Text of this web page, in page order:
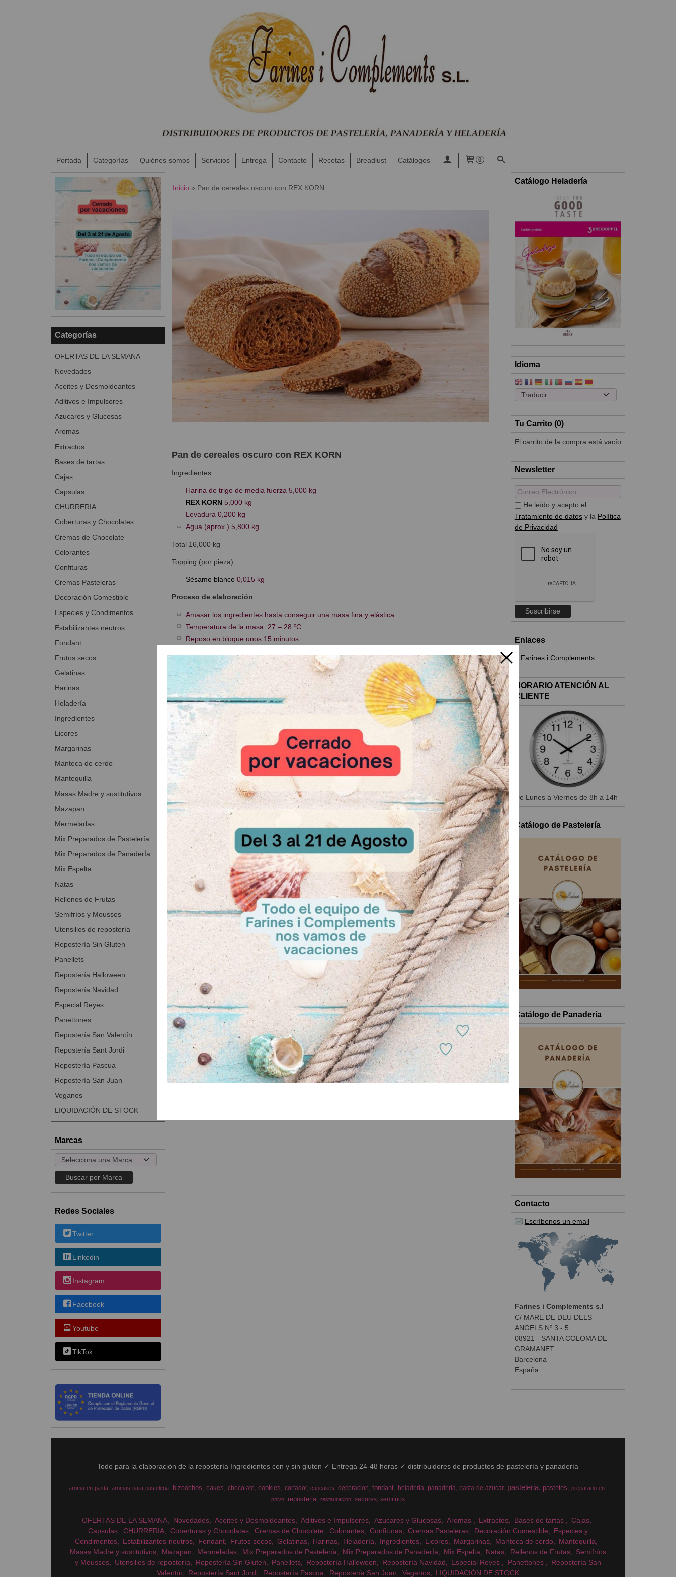
Portada Categorías Quiénes somos Servicios Entrega Contacto Recetas Breadlust Catálogos 0
Categorías
OFERTAS DE LA SEMANA
Novedades
Aceites y Desmoldeantes
Aditivos e Impulsores
Azucares y Glucosas
Aromas
Extractos
Bases de tartas
Cajas
Capsulas
CHURRERIA
Coberturas y Chocolates
Cremas de Chocolate
Colorantes
Confituras
Cremas Pasteleras
Decoración Comestible
Especies y Condimentos
Estabilizantes neutros
Fondant
Frutos secos
Gelatinas
Harinas
Heladería
Ingredientes
Licores
Margarinas
Manteca de cerdo
Mantequilla
Masas Madre y sustitutivos
Mazapan
Mermeladas
Mix Preparados de Pastelería
Mix Preparados de PanaderÍa
Mix Espelta
Natas
Rellenos de Frutas
Semifríos y Mousses
Utensilios de repostería
Repostería Sin Gluten
Panellets
Repostería Halloween
Repostería Navidad
Especial Reyes
Panettones
Repostería San Valentín
Repostería Sant Jordi
Repostería Pascua
Repostería San Juan
Veganos
LIQUIDACIÓN DE STOCK
Marcas
Redes Sociales
Twitter
Linkedin
Instagram
Facebook
Youtube
TikTok
Inicio » Pan de cereales oscuro con REX KORN
Pan de cereales oscuro con REX KORN
Ingredientes:
Harina de trigo de media fuerza 5,000 kg
REX KORN5,000 kg
Levadura 0,200 kg
Agua (aprox.) 5,800 kg
Total 16,000 kg
Topping (por pieza)
Sésamo blanco0,015 kg
Proceso de elaboración
Amasar los ingredientes hasta conseguir una masa fina y elástica.
Temperatura de la masa: 27 – 28 ºC.
Reposo en bloque unos 15 minutos.
Reposo tras bolear unos 35 minutos.
Formar piezas cortas y anchas.
Humedecer y rebozar con sésamo blanco.
Fermentar durante unos 60 – 70 minutos en cámara de fermentación a 30 ºC y 75% H.R.
Cocer de entrada a 230 – 240 ºC (con vapor), bajando a 210 ºC durante 45 minutos.
Abrir el tiro 10 minutos antes de finalizar la cocción.
INFORMACIÓN NUTRICIONAL
100 g de pan contienen de media:
Valor energético: 1314 kJ (314 kcal)
Grasas: 9,2 g
de las cuales saturadas: 1,8 g
Hidratos de carbono: 41,1 g
de los cuales azúcares: 2,9 g
Fibra alimentaria: 6,0 g
Proteínas: 13,2 g
Sal: 1,3 g
Catálogo Heladería
Idioma
Tu Carrito (0)
El carrito de la compra está vacío
Newsletter
He leído y acepto el
Tratamiento de datosy la Política
de Privacidad
Enlaces
Farines i Complements
HORARIO ATENCIÓN AL
CLIENTE
De Lunes a Viernes de 8h a 14h
Catálogo de Pastelería
Catálogo de Panadería
Contacto
Escríbenos un email
Farines i Complements s.l
C/ MARE DE DEU DELS
ANGELS Nº 3 - 5
08921 - SANTA COLOMA DE
GRAMANET
Barcelona
España
Todo para la elaboración de la repostería Ingredientes con y sin gluten ✓ Entrega 24-48 horas ✓ distribuidores de productos de pastelería y panadería
aroma-en-pasta aromas-para-pasteleria bizcochos cakes chocolate cookies cortador cupcakes decoracion fondant heladeria panaderia pasta-de-azucar pasteleria pasteles
preparado-en-
polvo
reposteria restauracion sabores semifrios
OFERTAS DE LA SEMANA Novedades Aceites y Desmoldeantes Aditivos e Impulsores Azucares y Glucosas Aromas Extractos Bases de tartas
Cajas
Capsulas
CHURRERIA Coberturas y Chocolates Cremas de Chocolate Colorantes Confituras Cremas Pasteleras Decoración Comestible
Especies y
Condimentos
Estabilizantes neutros Fondant Frutos secos Gelatinas Harinas Heladería Ingredientes Licores Margarinas Manteca de cerdo
Mantequilla
Masas Madre y sustitutivos
Mazapan Mermeladas Mix Preparados de Pastelería Mix Preparados de PanaderÍa Mix Espelta Natas Rellenos de Frutas
Semifríos
y Mousses
Utensilios de repostería Repostería Sin Gluten Panellets Repostería Halloween Repostería Navidad Especial Reyes Panettones
Repostería San
Valentín
Repostería Sant Jordi Repostería Pascua Repostería San Juan Veganos LIQUIDACIÓN DE STOCK